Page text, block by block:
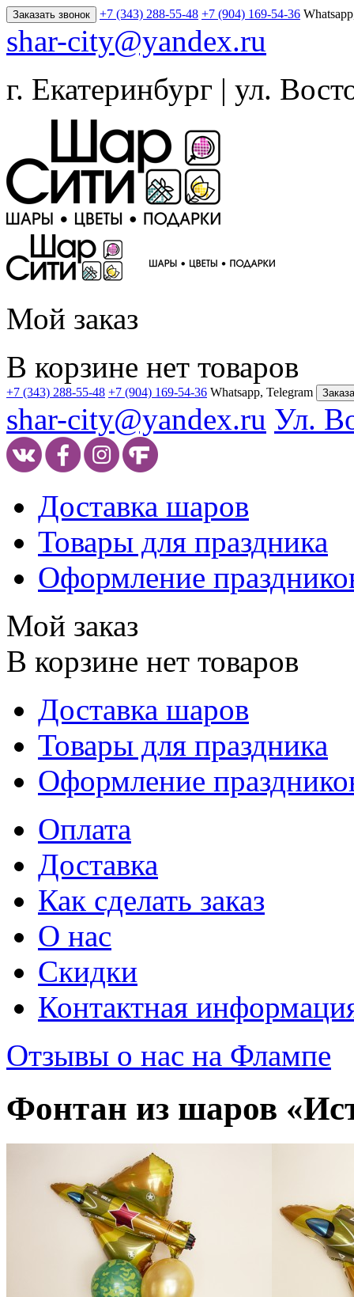
Заказать звонок +7 (343) 288-55-48 +7 (904) 169-54-36
shar-city@yandex.ru
г. Екатеринбург | ул.
Мой заказ
В корзине нет товаров
+7 (343) 288-55-48 +7 (904) 169-54-36 Whatsapp, Telegram
shar-city@yandex.ru Ул.
Доставка шаров
Товары для праздника
Оформление
Мой заказ
В корзине нет товаров
Доставка шаров
Товары для праздника
Оформление
Оплата
Доставка
Как сделать заказ
О нас
Скидки
Контактная
Отзывы о нас на Флампе
Фонтан из шаров